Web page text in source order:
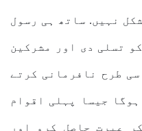
نہیں. ساتھ ہی رسول
تسلی دی اور مشرکین
طرح نافرمانی کرتے
جیسا پہلی اقوام
عبرت حاصل کرو اور